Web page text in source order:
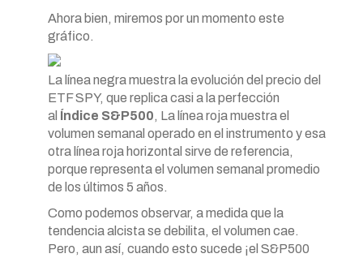
Ahora bien, miremos por un momento este
gráfico.
La línea negra muestra la evolución del precio del
ETF SPY, que replica casi a la perfección
al Índice S&P500, La línea roja muestra el
volumen semanal operado en el instrumento y esa
otra línea roja horizontal sirve de referencia,
porque representa el volumen semanal promedio
de los últimos 5 años.
Como podemos observar, a medida que la
tendencia alcista se debilita, el volumen cae.
Pero, aun así, cuando esto sucede ¡el S&P500